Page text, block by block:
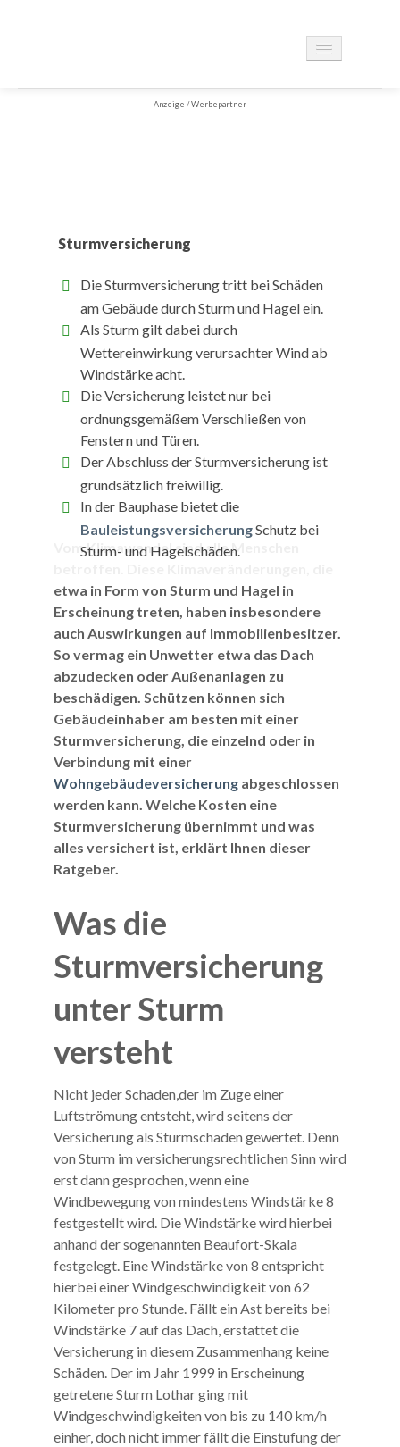
HAUSRATVERSICHERUNG
Anzeige / Werbepartner
Sturmversicherung
Die Sturmversicherung tritt bei Schäden
am Gebäude durch Sturm und Hagel ein.
Als Sturm gilt dabei durch
Wettereinwirkung verursachter Wind ab
Windstärke acht.
Die Versicherung leistet nur bei
ordnungsgemäßem Verschließen von
Fenstern und Türen.
Der Abschluss der Sturmversicherung ist
grundsätzlich freiwillig.
In der Bauphase bietet die
BauleistungsversicherungSchutz bei
Sturm- und Hagelschäden.
Vom Klimawandel sind alle Menschen
etwa in Form von Sturm und Hagel in
Erscheinung treten, haben insbesondere
auch Auswirkungen auf Immobilienbesitzer.
So vermag ein Unwetter etwa das Dach
abzudecken oder Außenanlagen zu
beschädigen. Schützen können sich
Gebäudeinhaber am besten mit einer
Sturmversicherung, die einzelnd oder in
Verbindung mit einer
Wohngebäudeversicherung abgeschlossen
werden kann. Welche Kosten eine
Sturmversicherung übernimmt und was
alles versichert ist, erklärt Ihnen dieser
Ratgeber.
Was die
Sturmversicherung
unter Sturm
versteht
Nicht jeder Schaden,der im Zuge einer
Luftströmung entsteht, wird seitens der
Versicherung als Sturmschaden gewertet. Denn
von Sturm im versicherungsrechtlichen Sinn wird
erst dann gesprochen, wenn eine
Windbewegung von mindestens Windstärke 8
festgestellt wird. Die Windstärke wird hierbei
anhand der sogenannten Beaufort-Skala
festgelegt. Eine Windstärke von 8 entspricht
hierbei einer Windgeschwindigkeit von 62
Kilometer pro Stunde. Fällt ein Ast bereits bei
Windstärke 7 auf das Dach, erstattet die
Versicherung in diesem Zusammenhang keine
Schäden. Der im Jahr 1999 in Erscheinung
getretene Sturm Lothar ging mit
Windgeschwindigkeiten von bis zu 140 km/h
einher, doch nicht immer fällt die Einstufung der